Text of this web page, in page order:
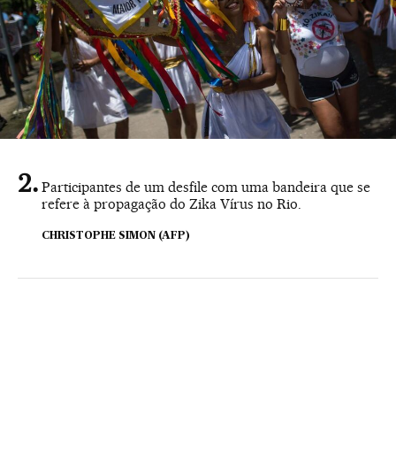
Participantes de um desfile com uma bandeira que se
refere à propagação do Zika Vírus no Rio.
CHRISTOPHE SIMON (AFP)